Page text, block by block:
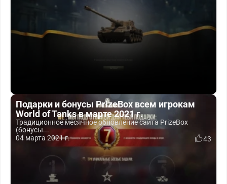
Подарки и бонусы PrizeBox всем игрокам
World of Tanks в марте 2021 г.
Традиционное месячное обновление сайта PrizeBox
(бонусы...
04 марта 2021 г.
43